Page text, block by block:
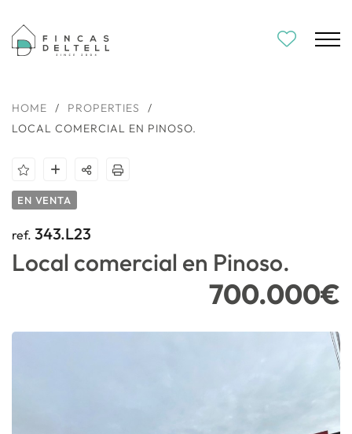
HOME / PROPERTIES
/
LOCAL COMERCIAL EN PINOSO.
EN VENTA
ref. 343.L23
Local comercial en Pinoso.
700.000€